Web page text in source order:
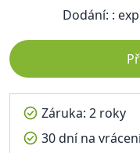
Dodání: :
Záruka: 2 roky
30 dní na